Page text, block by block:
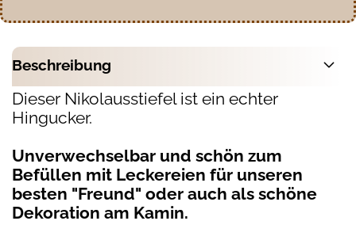
Beschreibung
Dieser Nikolausstiefel ist ein echter
Hingucker.
Unverwechselbar und schön zum
Befüllen mit Leckereien für unseren
besten "Freund" oder auch als schöne
Dekoration am Kamin.